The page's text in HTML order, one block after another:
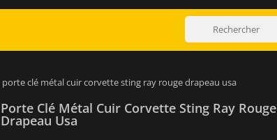
porte clé métal cuir corvette sting ray rouge drapeau usa
Porte Clé Métal Cuir Corvette Sting Ray Rouge
Drapeau Usa